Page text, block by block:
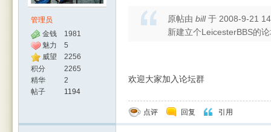
管理员
金钱
1981
魅力
5
威望
2256
积分
2265
精华
2
帖子
1194
原帖由 bill于 2008-9-21
新建立个LeicesterBBS的
欢迎大家加入论坛群
点评 回复 引用